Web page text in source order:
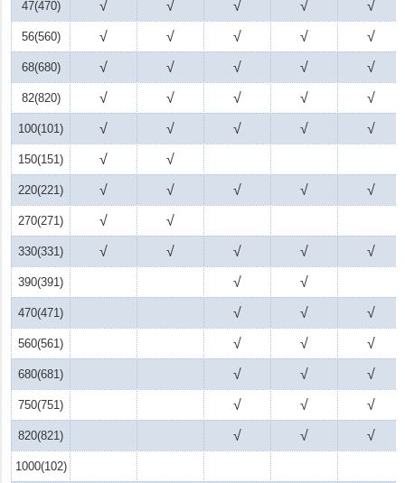
47(470) √ √ √ √ √
56(560) √ √ √ √ √
68(680) √ √ √ √ √
82(820) √ √ √ √ √
100(101) √ √ √ √ √
150(151) √ √
220(221) √ √ √ √ √
270(271) √ √
330(331) √ √ √ √ √
390(391) √ √
470(471) √ √ √
560(561) √ √ √
680(681) √ √ √
750(751) √ √ √
820(821) √ √ √
1000(102)